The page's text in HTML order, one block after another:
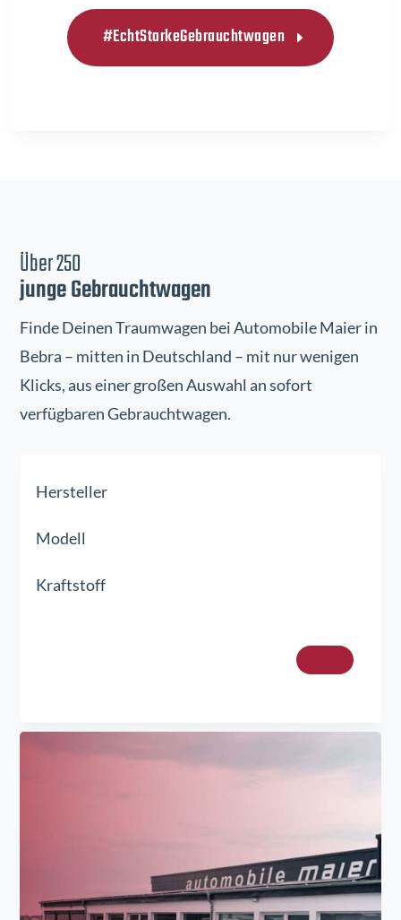
#EchtStarkeGebrauchtwagen
Über 250
junge Gebrauchtwagen
Finde Deinen Traumwagen bei Automobile Maier in
Bebra – mitten in Deutschland – mit nur wenigen
Klicks, aus einer großen Auswahl an sofort
verfügbaren Gebrauchtwagen.
Hersteller
Modell
Kraftstoff